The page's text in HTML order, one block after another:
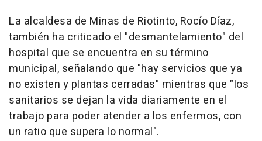
La alcaldesa de Minas de Riotinto, Rocío Díaz,
también ha criticado el "desmantelamiento" del
hospital que se encuentra en su término
municipal, señalando que "hay servicios que ya
no existen y plantas cerradas" mientras que "los
sanitarios se dejan la vida diariamente en el
trabajo para poder atender a los enfermos, con
un ratio que supera lo normal".